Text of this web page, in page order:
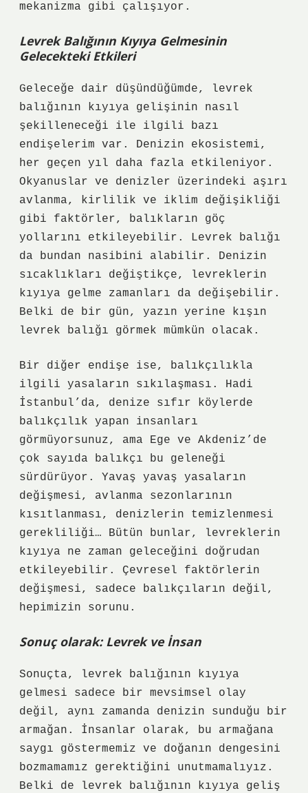
mekanizma gibi çalışıyor.
Levrek Balığının Kıyıya Gelmesinin
Gelecekteki Etkileri
Geleceğe dair düşündüğümde, levrek
balığının kıyıya gelişinin nasıl
şekilleneceği ile ilgili bazı
endişelerim var. Denizin ekosistemi,
her geçen yıl daha fazla etkileniyor.
Okyanuslar ve denizler üzerindeki aşırı
avlanma, kirlilik ve iklim değişikliği
gibi faktörler, balıkların göç
yollarını etkileyebilir. Levrek balığı
da bundan nasibini alabilir. Denizin
sıcaklıkları değiştikçe, levreklerin
kıyıya gelme zamanları da değişebilir.
Belki de bir gün, yazın yerine kışın
levrek balığı görmek mümkün olacak.
Bir diğer endişe ise, balıkçılıkla
ilgili yasaların sıkılaşması. Hadi
İstanbul’da, denize sıfır köylerde
balıkçılık yapan insanları
görmüyorsunuz, ama Ege ve Akdeniz’de
çok sayıda balıkçı bu geleneği
sürdürüyor. Yavaş yavaş yasaların
değişmesi, avlanma sezonlarının
kısıtlanması, denizlerin temizlenmesi
gerekliliği… Bütün bunlar, levreklerin
kıyıya ne zaman geleceğini doğrudan
etkileyebilir. Çevresel faktörlerin
değişmesi, sadece balıkçıların değil,
hepimizin sorunu.
Sonuç olarak: Levrek ve İnsan
Sonuçta, levrek balığının kıyıya
gelmesi sadece bir mevsimsel olay
değil, aynı zamanda denizin sunduğu bir
armağan. İnsanlar olarak, bu armağana
saygı göstermemiz ve doğanın dengesini
bozmamamız gerektiğini unutmamalıyız.
Belki de levrek balığının kıyıya geliş